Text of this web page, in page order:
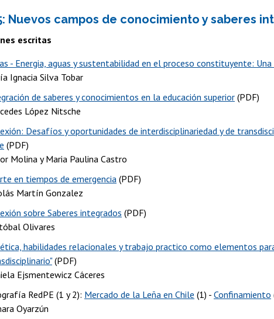
Nuevos campos de conocimiento y saberes
escritas
- Energia, aguas y sustentabilidad en el proceso constituyente:
Ignacia Silva Tobar
de saberes y conocimientos en la educación superior (PDF)
López Nitsche
Desafíos y oportunidades de interdisciplinariedad y de
(PDF)
Molina y Maria Paulina Castro
en tiempos de emergencia (PDF)
Martín Gonzalez
sobre Saberes integrados (PDF)
Olivares
habilidades relacionales y trabajo practico como elementos
(PDF)
Ejsmentewicz Cáceres
RedPE (1 y 2): Mercado de la Leña en Chile (1) - Confinamiento
Oyarzún